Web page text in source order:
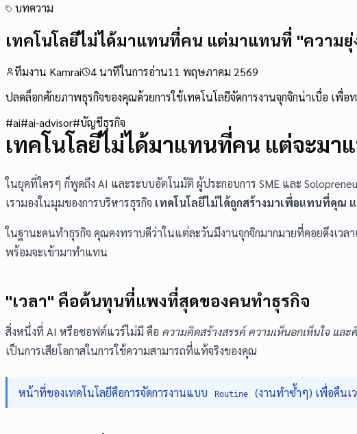
บทความ
เทคโนโลยีไม่ได้มาแทนที่คน แต่มาแทนที่ "ความยุ่
ทีมงาน Kamrai 4นาทีในการอ่าน11 พฤษภาคม 2569
ปลดล็อกศักยภาพธุรกิจของคุณด้วยการใช้เทคโนโลยีจัดการงานจุกจิกน่าเบื่อ เพื่
#ai#ai-advisor#บัญชีธุรกิจ
เทคโนโลยีไม่ได้มาแทนที่คน แต่จะม
ในยุคที่ใครๆ ก็พูดถึง AI และระบบอัตโนมัติ ผู้ประกอบการ SME และ
เรามองในมุมของการบริหารธุรกิจ เทคโนโลยีไม่ได้ถูกสร้างมาเพื่อแทนที่คุณ
ในฐานะคนทำธุรกิจ คุณคงทราบดีว่าในแต่ละวันมีงานจุกจิกมากมายที่คอยดึงเว
พร้อมจะเข้ามาทำแทน
"เวลา" คือต้นทุนที่แพงที่สุดของคนทำธุรกิจ
สิ่งหนึ่งที่ AI หรือซอฟต์แวร์ไม่มี คือ ความคิดสร้างสรรค์ ความเห็นอกเห็นใจ และ
เป็นการเสียโอกาสในการใช้ความสามารถที่แท้จริงของคุณ
หน้าที่ของเทคโนโลยีคือการจัดการงานแบบ Routine (งานทำซ้ำๆ) เพื่อคืน